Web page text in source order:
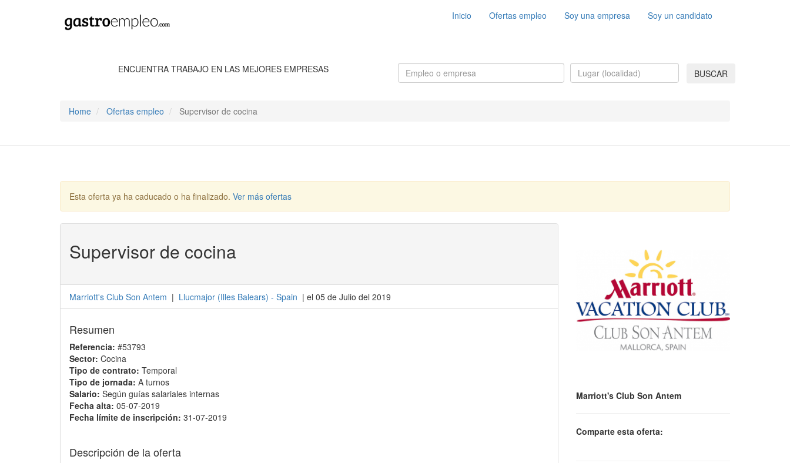
Inicio Ofertas empleo Soy una empresa Soy un candidato
ENCUENTRA TRABAJO EN LAS MEJORES EMPRESAS BUSCAR
Home Ofertas empleo Supervisor de cocina
Esta oferta ya ha caducado o ha finalizado. Ver más ofertas
Supervisor de cocina
Marriott's Club Son Antem | Llucmajor (Illes Balears) - Spain | el 05 de Julio del 2019
Resumen
Referencia: #53793
Sector: Cocina
Tipo de contrato: Temporal
Tipo de jornada: A turnos
Salario: Según guías salariales internas
Fecha alta: 05-07-2019
Fecha límite de inscripción: 31-07-2019
Descripción de la oferta
Marriott's Club Son Antem
Comparte esta oferta: